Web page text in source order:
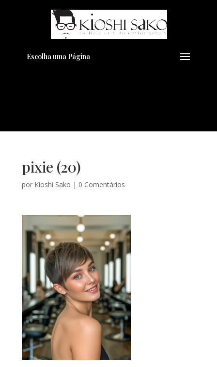
Escolha uma Página
pixie (20)
por Kioshi Sako | 0 Comentários
Pensando em transformar seu
Visual??